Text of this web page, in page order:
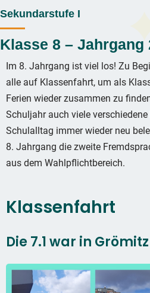
Klasse 8 – Jahrgang
Sekundarstufe I
Im 8. Jahrgang ist viel los! Zu
alle auf Klassenfahrt, um als
Ferien wieder zusammen zu
Schuljahr auch viele
Schulalltag immer wieder neu
8. Jahrgang die zweite
aus dem Wahlpflichtbereich.
Klassenfahrt
Die 7.1 war in